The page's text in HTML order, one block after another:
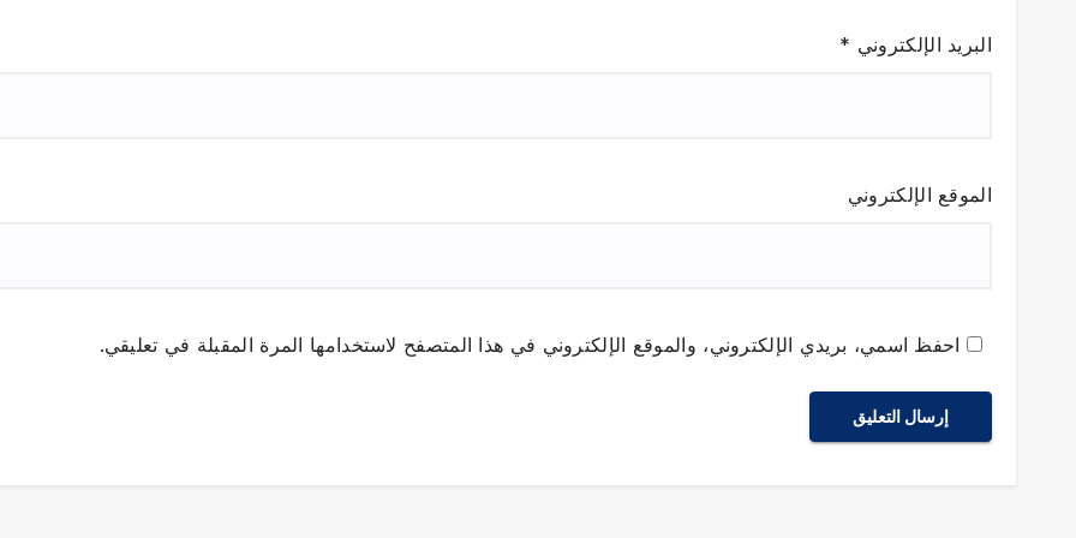
البريد الإلكتروني *
الموقع الإلكتروني
احفظ اسمي، بريدي الإلكتروني، والموقع الإلكتروني في هذا المتصفح لاستخدامها المرة المقبلة في تعليقي.